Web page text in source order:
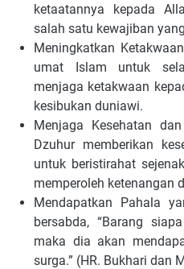
ketaatannya kepada
salah satu kewajiban
Meningkatkan
umat Islam untuk
menjaga ketakwaan
kesibukan duniawi.
Menjaga Kesehatan
Dzuhur memberikan
untuk beristirahat
memperoleh ketenangan
Mendapatkan Pahala
bersabda, “Barang
maka dia akan
surga.” (HR. Bukhari dan